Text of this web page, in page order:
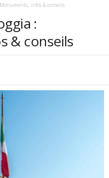
infos & conseils
:
& conseils